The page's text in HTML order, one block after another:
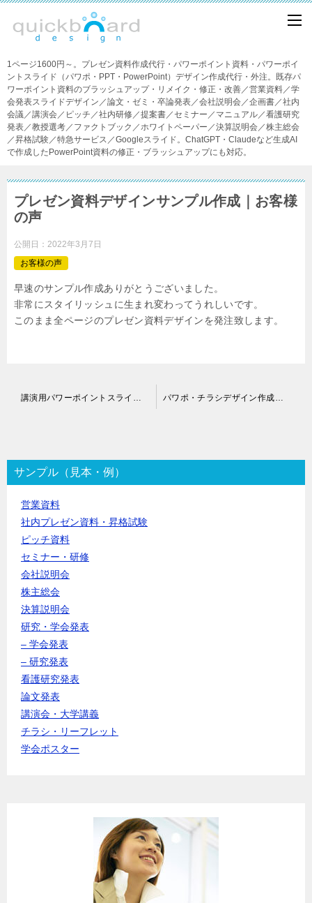
1ページ1600円～。プレゼン資料作成代行・パワーポイント資料・パワーポイ
ントスライド（パワポ・PPT・PowerPoint）デザイン作成代行・外注。既存パ
ワーポイント資料のブラッシュアップ・リメイク・修正・改善／営業資料／学
会発表スライドデザイン／論文・ゼミ・卒論発表／会社説明会／企画書／社内
会議／講演会／ピッチ／社内研修／提案書／セミナー／マニュアル／看護研究
発表／教授選考／ファクトブック／ホワイトペーパー／決算説明会／株主総会
／昇格試験／特急サービス／Googleスライド。ChatGPT・Claudeなど生成AI
で作成したPowerPoint資料の修正・ブラッシュアップにも対応。
プレゼン資料デザインサンプル作成｜お客様
の声
公開日： 2022年3月7日
お客様の声
早速のサンプル作成ありがとうございました。
非常にスタイリッシュに生まれ変わってうれしいです。
このまま全ページのプレゼン資料デザインを発注致します。
ゲ
ー
シ
サンプル（見本・例）
営業資料
社内プレゼン資料・昇格試験
ピッチ資料
セミナー・研修
会社説明会
株主総会
決算説明会
研究・学会発表
– 学会発表
– 研究発表
看護研究発表
論文発表
講演会・大学講義
チラシ・リーフレット
学会ポスター